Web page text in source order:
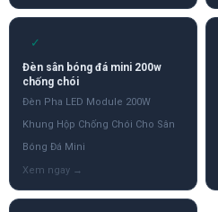
✓
Đèn sân bóng đá mini 200w
chống chói
Đèn Pha LED Module 200W
Khung Hộp Chống Chói Cho Sân
Bóng Đá Mini